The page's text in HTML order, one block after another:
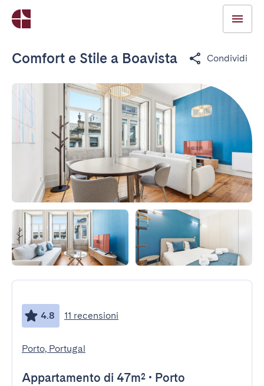
Comfort e Stile a Boavista Condividi
4.8 11 recensioni
Porto, Portugal
Appartamento di 47m² • Porto